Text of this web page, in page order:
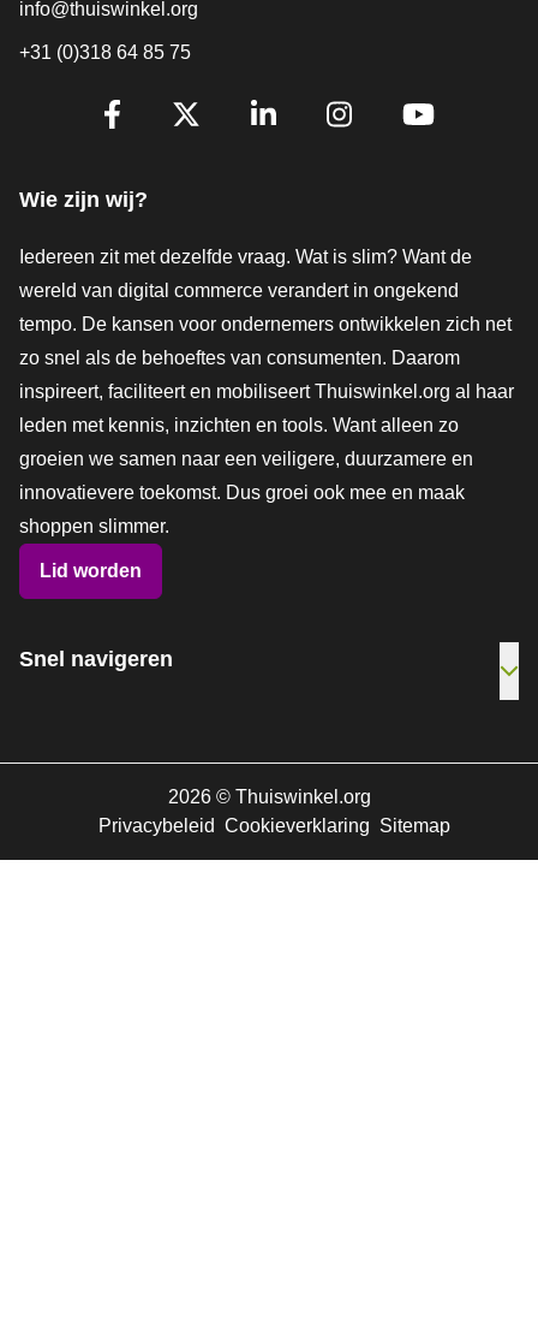
info@thuiswinkel.org
+31 (0)318 64 85 75
Volg je ons al?
Wie zijn wij?
Iedereen zit met dezelfde vraag. Wat is slim? Want de
wereld van digital commerce verandert in ongekend
tempo. De kansen voor ondernemers ontwikkelen zich net
zo snel als de behoeftes van consumenten. Daarom
inspireert, faciliteert en mobiliseert Thuiswinkel.org al haar
leden met kennis, inzichten en tools. Want alleen zo
groeien we samen naar een veiligere, duurzamere en
innovatievere toekomst. Dus groei ook mee en maak
shoppen slimmer.
Lid worden
Snel navigeren
2026 ©Thuiswinkel.org
Privacybeleid Cookieverklaring Sitemap